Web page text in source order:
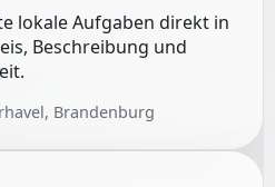
lokale Aufgaben direkt in
Beschreibung und
Brandenburg